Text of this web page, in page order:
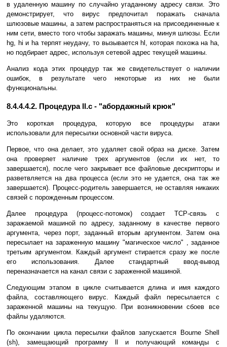
в удаленную машину по случайно угаданному адресу связи. Это
демонстрирует, что вирус предпочитал поражать сначала
шлюзовые машины, а затем распространяться на присоединенные к
ним сети, вместо того чтобы заражать машины, минуя шлюзы. Если
hg, hi и ha терпят неудачу, то вызывается hl, которая похожа на ha,
но подбирает адрес, используя сетевой адрес текущей машины.
Анализ кода этих процедур так же свидетельствует о наличии
ошибок, в результате чего некоторые из них не были
функциональны.
8.4.4.4.2. Процедура ll.c - "абордажный крюк"
Это короткая процедура, которую все процедуры атаки
использовали для пересылки основной части вируса.
Первое, что она делает, это удаляет свой образ на диске. Затем
она проверяет наличие трех аргументов (если их нет, то
завершается), после чего закрывает все файловые дескрипторы и
разветвляется на два процесса (если это не удается, она так же
завершается). Процесс-родитель завершается, не оставляя никаких
связей с порожденным процессом.
Далее процедура (процесс-потомок) создает TCP-связь с
заражаемой машиной по адресу, заданному в качестве первого
аргумента, через порт, заданный вторым аргументом. Затем она
пересылает на зараженную машину "магическое число" , заданное
третьим аргументом. Каждый аргумент стирается сразу же после
его использования. Далее стандартный ввод-вывод
переназначается на канал связи с зараженной машиной.
Следующим этапом в цикле считывается длина и имя каждого
файла, составляющего вирус. Каждый файл пересылается с
зараженной машины на текущую. При возникновении сбоев все
файлы удаляются.
По окончании цикла пересылки файлов запускается Bourne Shell
(sh), замещающий программу ll и получающий команды с